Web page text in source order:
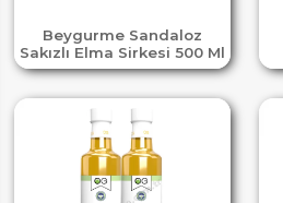
Beygurme Sandaloz
Sakızlı Elma Sirkesi 500 Ml